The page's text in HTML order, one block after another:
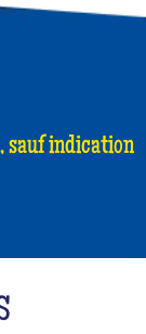
sauf indication